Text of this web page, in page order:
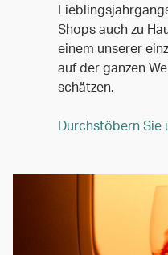
Shops auch zu
einem unserer
auf der ganzen
schätzen.
Durchstöbern Sie